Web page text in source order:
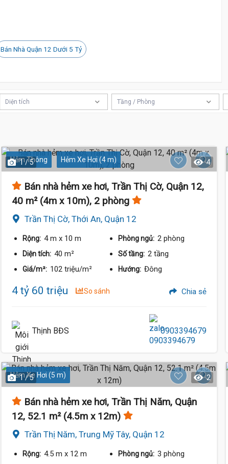
Bán Nhà Quận 12 Dưới 5 Tỷ
Diện tích Tầng / Phòng
Hẻm Thông Hẻm Xe Hơi (4 m)
1 / 5 4
Bán nhà hẻm xe hơi, Trần Thị Cờ, Quận 12,
40 m² (4m x 10m), 2 phòng
Trần Thị Cờ, Thới An, Quận 12
Rộng: 4 m x 10 m Phòng ngủ: 2 phòng
Diện tích: 40 m² Số tầng: 2 tầng
Giá/m²: 102 triệu/m² Hướng: Đông
4 tỷ 60 triệu So sánh Chia sẻ
Thịnh BĐS 0903394679
Hẻm Xe Hơi (5 m)
1 / 5 2
Bán nhà hẻm xe hơi, Trần Thị Năm, Quận
12, 52.1 m² (4.5m x 12m)
Trần Thị Năm, Trung Mỹ Tây, Quận 12
Rộng: 4.5 m x 12 m Phòng ngủ: 3 phòng